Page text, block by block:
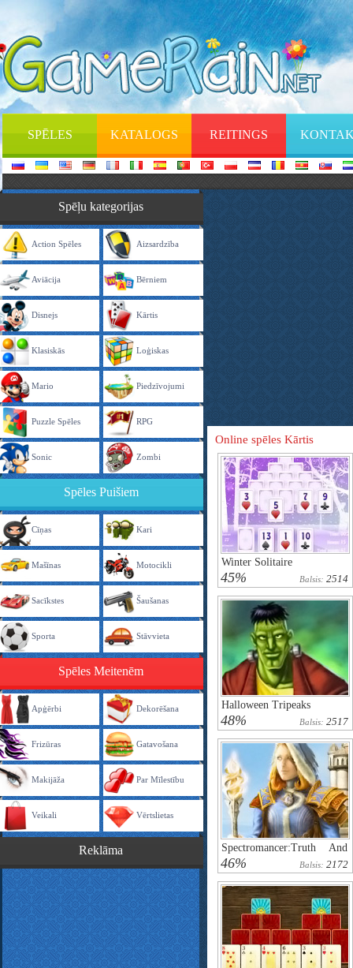
SPĒLES KATALOGS REITINGS
Spēļu kategorijas
Action Spēles Aizsardzība
Aviācija Bērniem
Disnejs Kārtis
Klasiskās Loģiskas
Mario Piedzīvojumi
Puzzle Spēles RPG
Sonic Zombi
Spēles Puišiem
Cīņas Kari
Mašīnas Motocikli
Sacīkstes Šaušanas
Sporta Stāvvieta
Spēles Meitenēm
Apģērbi Dekorēšana
Frizūras Gatavošana
Makijāža Par Mīlestību
Veikali Vērtslietas
Reklāma
Online spēles Kārtis
Winter Solitaire
45% Balsis: 2514
Halloween Tripeaks
48% Balsis: 2517
Spectromancer:Truth And
Beauty
46% Balsis: 2172